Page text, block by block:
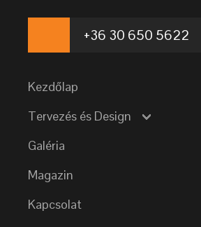
+36 30 650 5622
Kezdőlap
Tervezés és Design
Galéria
Magazin
Kapcsolat